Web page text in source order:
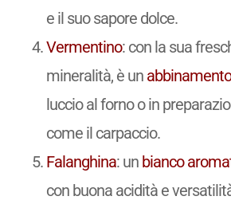
e il suo sapore dolce.
Vermentino: con la sua
mineralità, è un abbinamento
luccio al forno o in
come il carpaccio.
Falanghina: un bianco
con buona acidità e